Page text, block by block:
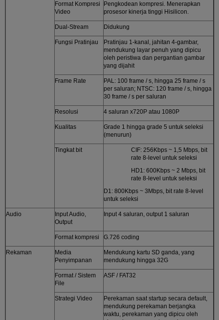
Format Kompresi
Video
Pengkodean kompresi. Menerapkan
prosesor kinerja tinggi Hisilicon.
Dual-Stream Didukung
Fungsi Pratinjau
Pratinjau 1-kanal, jahitan 4-gambar,
mendukung layar penuh yang dipicu
oleh peristiwa dan pergantian gambar
yang dijahit
Frame Rate
PAL: 100 frame / s, hingga 25 frame / s
per saluran; NTSC: 120 frame / s, hingga
30 frame / s per saluran
Resolusi 4 saluran x720P atau 1080P
Kualitas
Grade 1 hingga grade 5 untuk seleksi
(menurun)
Tingkat bit
CIF: 256Kbps ~ 1,5 Mbps, bit
rate 8-level untuk seleksi
HD1: 600Kbps ~ 2 Mbps, bit
rate 8-level untuk seleksi
D1: 800Kbps ~ 3Mbps, bit rate 8-level
untuk seleksi
Audio
Input Audio,
Output
Input 4 saluran, output 1 saluran
Format kompresi G.726 coding
Rekaman
Media
Penyimpanan
Mendukung kartu SD ganda, yang
mendukung hingga 32G
Format / Sistem
File
ASF / FAT32
Strategi Video
Perekaman saat startup secara default,
mendukung perekaman berjangka
waktu, perekaman yang dipicu oleh